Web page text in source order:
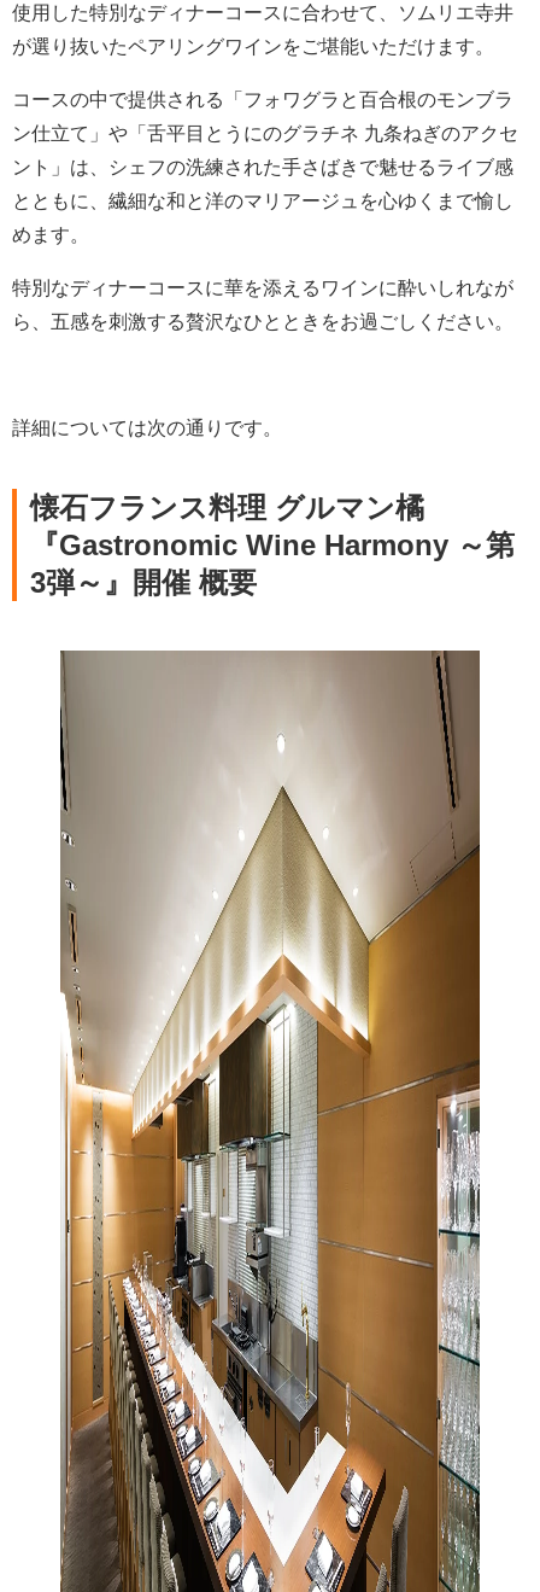
使用した特別なディナーコースに合わせて、ソムリエ寺井
が選り抜いたペアリングワインをご堪能いただけます。
コースの中で提供される「フォワグラと百合根のモンブラ
ン仕立て」や「舌平目とうにのグラチネ 九条ねぎのアクセ
ント」は、シェフの洗練された手さばきで魅せるライブ感
とともに、繊細な和と洋のマリアージュを心ゆくまで愉し
めます。
特別なディナーコースに華を添えるワインに酔いしれなが
ら、五感を刺激する贅沢なひとときをお過ごしください。
詳細については次の通りです。
懐石フランス料理 グルマン橘
『Gastronomic Wine Harmony ～第
3弾～』開催 概要